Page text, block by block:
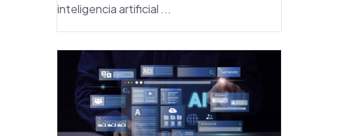
inteligencia artificial ...